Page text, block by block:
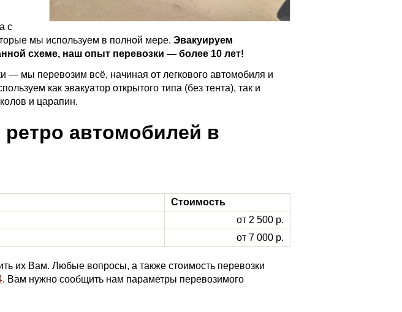
с
мы используем в полной мере. Эвакуируем
схеме, наш опыт перевозки — более 10 лет!
— мы перевозим всё, начиная от легкового автомобиля и
как эвакуатор открытого типа (без тента), так и
и царапин.
ретро автомобилей в
Стоимость
от 2 500 р.
от 7 000 р.
их Вам. Любые вопросы, а также стоимость перевозки
. Вам нужно сообщить нам параметры перевозимого